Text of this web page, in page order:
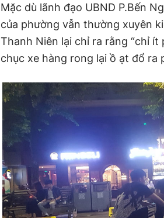
Mặc dù lãnh đạo UBND P.Bến
của phường vẫn thường xuyên
Thanh Niên lại chỉ ra rằng “chỉ
chục xe hàng rong lại ồ ạt đổ ra